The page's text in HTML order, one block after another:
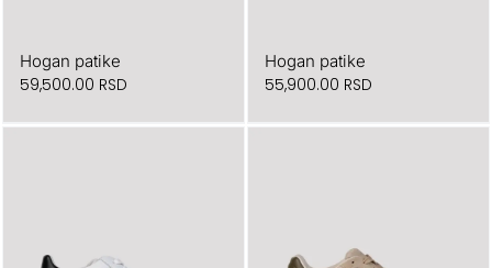
Hogan patike
59,500.00 RSD
Hogan patike
55,900.00 RSD